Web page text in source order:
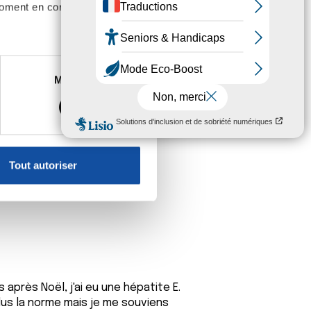
en consultant la
à plusieurs mètres près
reportez-vous à lasection «
sur les cookies.
Marketing
Tout autoriser
restera définitivement derrière
te souhaiter ....
Noël, j'ai eu une hépatite E.
la norme mais je me souviens